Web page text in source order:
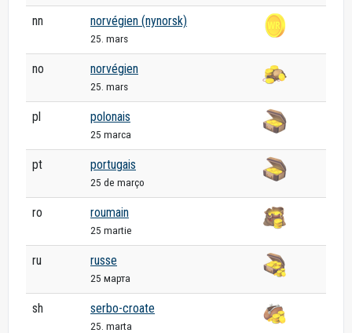
nn norvégien (nynorsk)
25. mars
no norvégien
25. mars
pl polonais
25 marca
pt portugais
25 de março
ro roumain
25 martie
ru russe
25 марта
sh serbo-croate
25. marta